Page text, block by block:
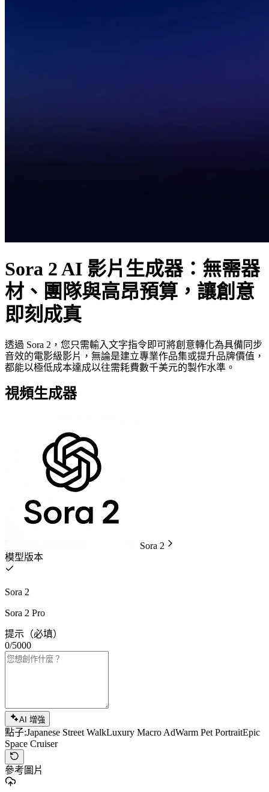
Sora 2 AI 影片生成器：無需器
材、團隊與高昂預算，讓創意
即刻成真
透過 Sora 2，您只需輸入文字指令即可將創意轉化為具備同步
音效的電影級影片，無論是建立專業作品集或提升品牌價值，
都能以極低成本達成以往需耗費數千美元的製作水準。
視頻生成器
Sora 2
模型版本
Sora 2
Sora 2 Pro
提示 （必填）
0/5000
AI 增強
點子:Japanese Street WalkLuxury Macro AdWarm Pet PortraitEpic
Space Cruiser
參考圖片